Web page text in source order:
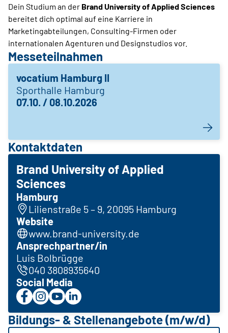
Dein Studium an der Brand University of Applied Sciences
bereitet dich optimal auf eine Karriere in
Marketingabteilungen, Consulting-Firmen oder
internationalen Agenturen und Designstudios vor.
Messeteilnahmen
vocatium Hamburg II
Sporthalle Hamburg
07.10. / 08.10.2026
Kontaktdaten
Brand University of Applied
Sciences
Hamburg
Lilienstraße 5 – 9, 20095 Hamburg
Website
www.brand-university.de
Ansprechpartner/in
Luis Bolbrügge
040 3808935640
Social Media
Bildungs- & Stellenangebote (m/w/d)